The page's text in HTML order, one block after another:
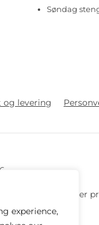
experience,
Søndag
og levering
knyttet til pris eller